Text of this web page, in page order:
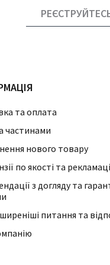
та оплата
частинами
нового товару
по якості та
з догляду та
питання та